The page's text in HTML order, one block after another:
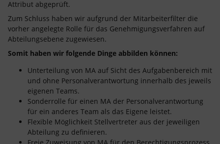
Attribut abgeprüft.
Zum Schluss haben wir aufgrund der Mitarbeiterfilter die
vorher angelegte Rolle für das Genehmigungsverfahren auf
Abteilungsebene zugewiesen.
Somit haben wir folgende Dinge abbilden können:
Unterteilung von MA auf Sicht des Aufgabenbereich mit
und ohne Personalverantwortung innerhalb des jeweils
eigenen Teams.
Sonderrolle für einen MA der Personalverantwortung
für ein anderes Team als das Eigene leistet.
Flexible Möglichkeit Stellvertreter aus der jeweiligen
Abteilung zu definieren.